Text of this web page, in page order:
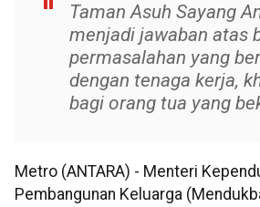
Taman Asuh Sayang
menjadi jawaban atas
permasalahan yang
dengan tenaga kerja,
bagi orang tua yang
Metro (ANTARA) - Menteri
Pembangunan Keluarga